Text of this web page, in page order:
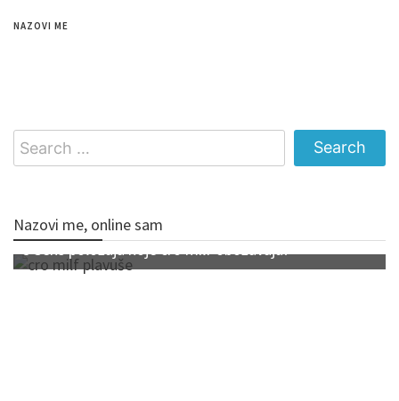
NAZOVI ME
Search
for:
Nazovi me, online sam
5 Seks položaja koje cro milf obožavaju!